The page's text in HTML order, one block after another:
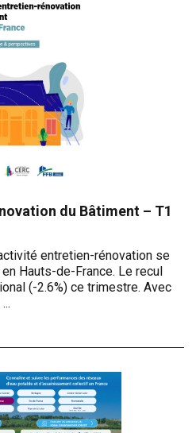
du Bâtiment – T1
entretien-rénovation se
Hauts-de-France. Le recul
(-2.6%) ce trimestre. Avec